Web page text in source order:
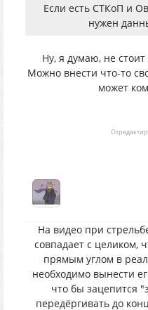
Если есть СТКоП и
нужен
Ну, я думаю, не
Можно внести что-то
может
На видео при
совпадает с целиком,
прямым углом в
необходимо вынести
что бы зацепится
передёргивать до